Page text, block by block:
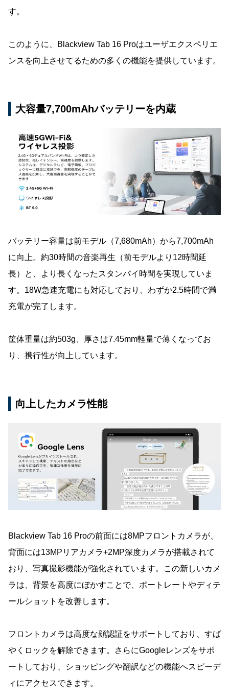
す。
このように、Blackview Tab 16 Proはユーザエクスペリエ
ンスを向上させてるための多くの機能を提供しています。
大容量7,700mAhバッテリーを内蔵
バッテリー容量は前モデル（7,680mAh）から7,700mAh
に向上。約30時間の音楽再生（前モデルより12時間延
長）と、より長くなったスタンバイ時間を実現していま
す。18W急速充電にも対応しており、わずか2.5時間で満
充電が完了します。
筐体重量は約503g、厚さは7.45mm軽量で薄くなってお
り、携行性が向上しています。
向上したカメラ性能
Blackview Tab 16 Proの前面には8MPフロントカメラが、
背面には13MPリアカメラ+2MP深度カメラが搭載されて
おり、写真撮影機能が強化されています。この新しいカメ
ラは、背景を高度にぼかすことで、ポートレートやディテ
ールショットを改善します。
フロントカメラは高度な顔認証をサポートしており、すば
やくロックを解除できます。さらにGoogleレンズをサポ
ートしており、ショッピングや翻訳などの機能へスピーデ
ィにアクセスできます。